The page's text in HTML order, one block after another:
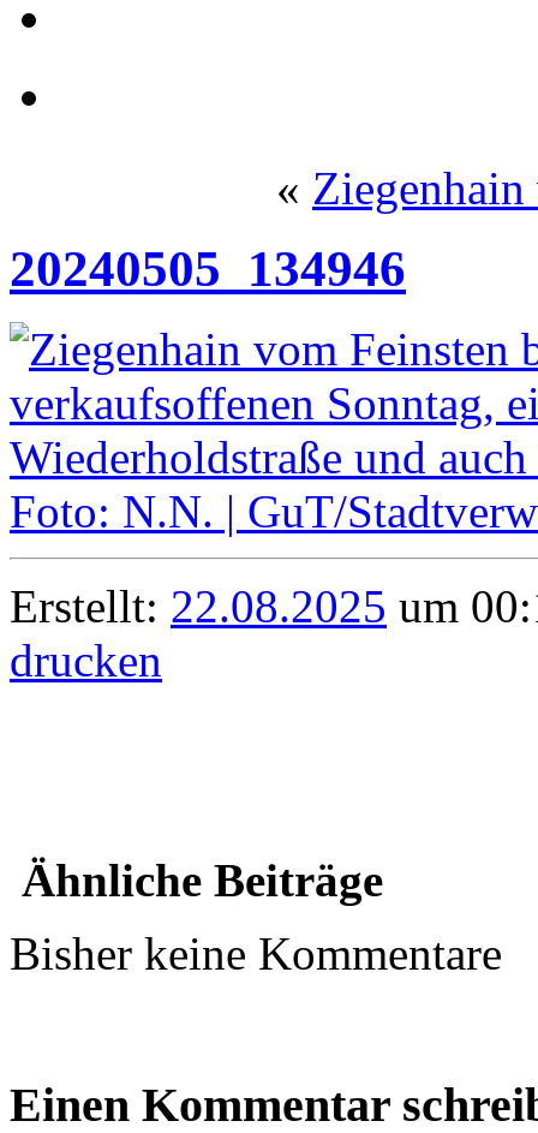
«
20240505_134946
Erstellt: 22.08.2025 um
drucken
Ähnliche Beiträge
Bisher keine Kommentare
Einen Kommentar